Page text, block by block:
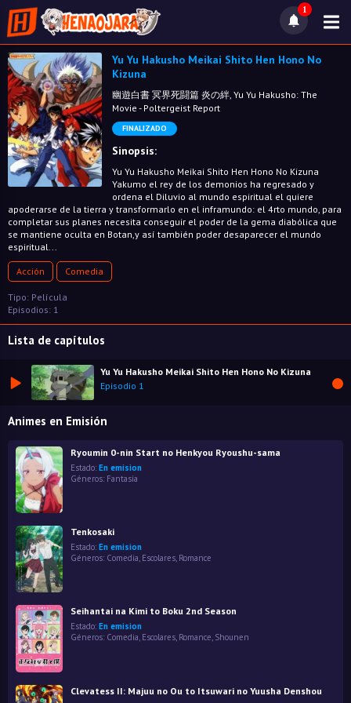
1
Yu Yu Hakusho Meikai Shito Hen Hono No
Kizuna
幽遊白書 冥界死闘篇 炎の絆, Yu Yu Hakusho: The
Movie - Poltergeist Report
FINALIZADO
Sinopsis:
Yu Yu Hakusho Meikai Shito Hen Hono No Kizuna
Yakumo el rey de los demonios ha regresado y
ordena el Diluvio al mundo espiritual el quiere
apoderarse de la tierra y transformarlo en el inframundo: el 4rto mundo, para
completar sus planes necesita conseguir el poder de la gema diabólica que
se mantiene oculta en Botan,y así también poder desaparecer el mundo
espiritual...
Acción Comedia
Tipo: Película
Episodios: 1
Lista de capítulos
Yu Yu Hakusho Meikai Shito Hen Hono No Kizuna
Episodio 1
Animes en Emisión
Ryoumin 0-nin Start no Henkyou Ryoushu-sama
Estado: En emision
Géneros: Fantasía
Tenkosaki
Estado: En emision
Géneros: Comedia, Escolares, Romance
Seihantai na Kimi to Boku 2nd Season
Estado: En emision
Géneros: Comedia, Escolares, Romance, Shounen
Clevatess II: Majuu no Ou to Itsuwari no Yuusha Denshou